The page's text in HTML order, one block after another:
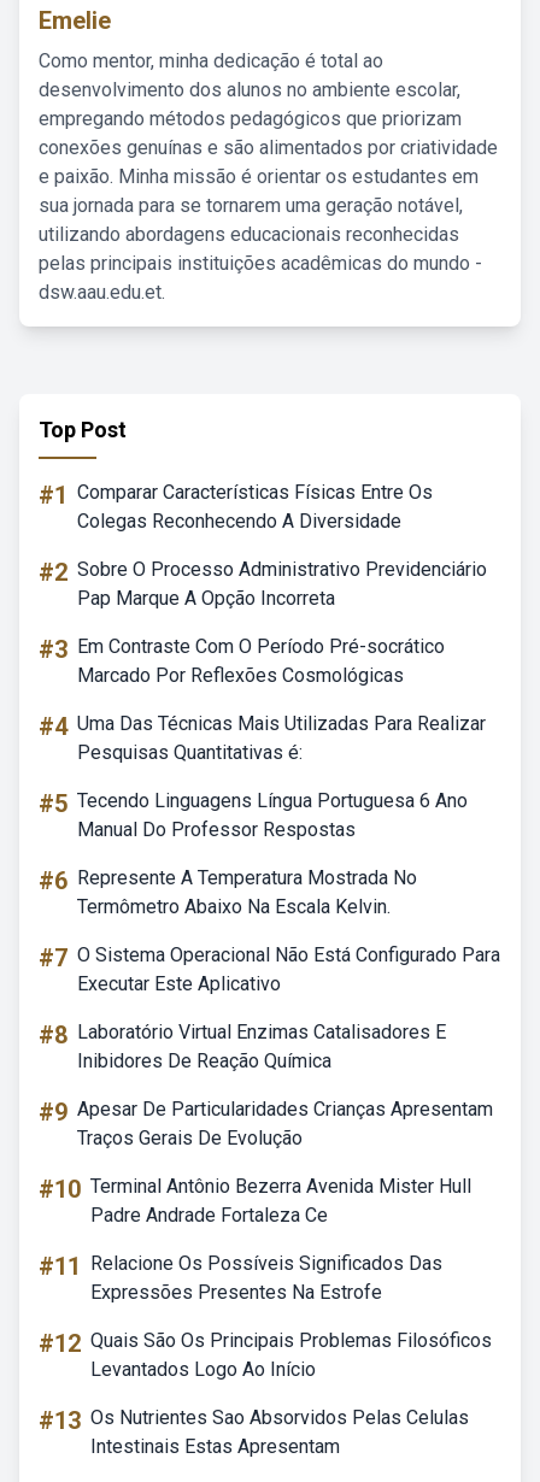
Emelie
Como mentor, minha dedicação é total ao
desenvolvimento dos alunos no ambiente escolar,
empregando métodos pedagógicos que priorizam
conexões genuínas e são alimentados por criatividade
e paixão. Minha missão é orientar os estudantes em
sua jornada para se tornarem uma geração notável,
utilizando abordagens educacionais reconhecidas
pelas principais instituições acadêmicas do mundo -
dsw.aau.edu.et.
Top Post
#1 Comparar Características Físicas Entre Os
Colegas Reconhecendo A Diversidade
#2 Sobre O Processo Administrativo Previdenciário
Pap Marque A Opção Incorreta
#3 Em Contraste Com O Período Pré-socrático
Marcado Por Reflexões Cosmológicas
#4 Uma Das Técnicas Mais Utilizadas Para Realizar
Pesquisas Quantitativas é:
#5 Tecendo Linguagens Língua Portuguesa 6 Ano
Manual Do Professor Respostas
#6 Represente A Temperatura Mostrada No
Termômetro Abaixo Na Escala Kelvin.
#7 O Sistema Operacional Não Está Configurado Para
Executar Este Aplicativo
#8 Laboratório Virtual Enzimas Catalisadores E
Inibidores De Reação Química
#9 Apesar De Particularidades Crianças Apresentam
Traços Gerais De Evolução
#10 Terminal Antônio Bezerra Avenida Mister Hull
Padre Andrade Fortaleza Ce
#11
Relacione Os Possíveis Significados Das
Expressões Presentes Na Estrofe
#12 Quais São Os Principais Problemas Filosóficos
Levantados Logo Ao Início
#13 Os Nutrientes Sao Absorvidos Pelas Celulas
Intestinais Estas Apresentam